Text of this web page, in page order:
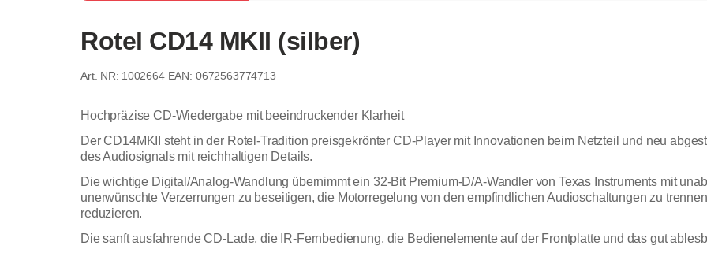
Rotel CD14 MKII (silber)
1002664 EAN: 0672563774713
Hochpräzise CD-Wiedergabe mit beeindruckender Klarheit
Der CD14MKII steht in der Rotel-Tradition preisgekrönter CD-Player mit Innovationen beim Netzteil und neu
des Audiosignals mit reichhaltigen Details.
Die wichtige Digital/Analog-Wandlung übernimmt ein 32-Bit Premium-D/A-Wandler von Texas Instruments mit
unerwünschte Verzerrungen zu beseitigen, die Motorregelung von den empfindlichen Audioschaltungen zu
reduzieren.
Die sanft ausfahrende CD-Lade, die IR-Fernbedienung, die Bedienelemente auf der Frontplatte und das gut